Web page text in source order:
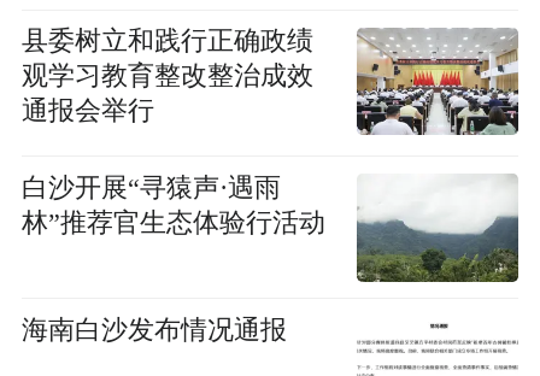
县委树立和践行正确政绩
观学习教育整改整治成效
通报会举行
白沙开展“寻猿声·遇雨
林”推荐官生态体验行活动
海南白沙发布情况通报